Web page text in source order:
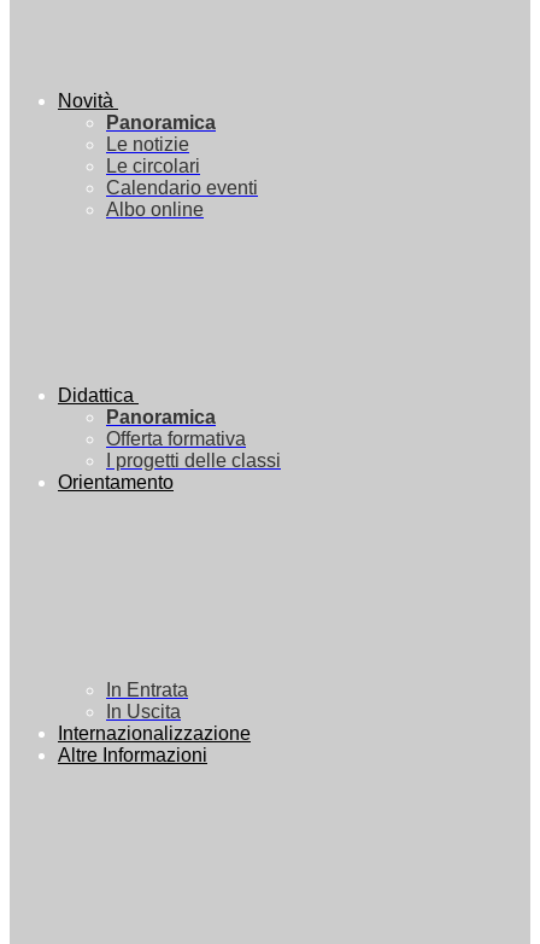
Novità
Panoramica
Le notizie
Le circolari
Calendario eventi
Albo online
Didattica
Panoramica
Offerta formativa
I progetti delle classi
Orientamento
In Entrata
In Uscita
Internazionalizzazione
Altre Informazioni